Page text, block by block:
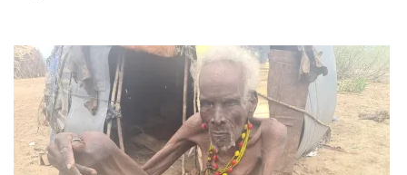
the best
gain
for our
accept